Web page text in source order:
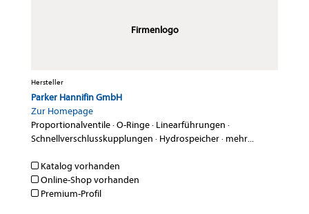
Firmenlogo
Hersteller
Parker Hannifin GmbH
Zur Homepage
Proportionalventile·O-Ringe· Linearführungen ·
Schnellverschlusskupplungen · Hydrospeicher· mehr...
Katalog vorhanden
Online-Shop vorhanden
Premium-Profil